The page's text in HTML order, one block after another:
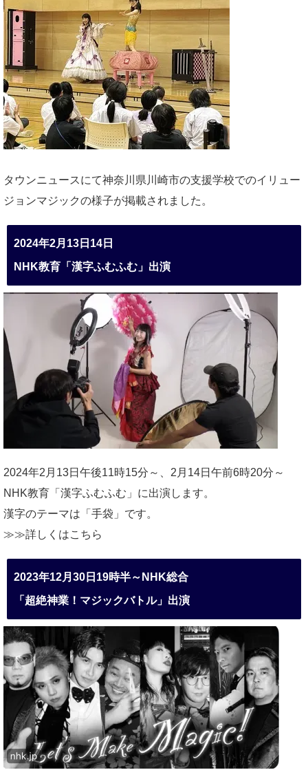
タウンニュースにて神奈川県川崎市の支援学校でのイリュー
ジョンマジックの様子が掲載されました。
2024年2月13日14日
NHK教育「漢字ふむふむ」出演
2024年2月13日午後11時15分～、2月14日午前6時20分～
NHK教育「漢字ふむふむ」に出演します。
漢字のテーマは「手袋」です。
≫≫詳しくはこちら
2023年12月30日19時半～NHK総合
「超絶神業！マジックバトル」出演